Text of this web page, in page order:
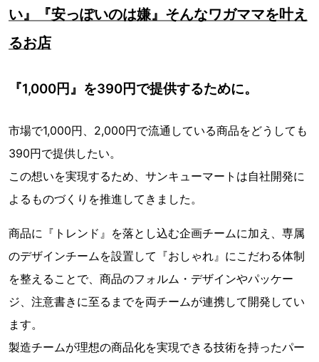
い』『安っぽいのは嫌』そんなワガママを叶え
るお店
『1,000円』を390円で提供するために。
市場で1,000円、2,000円で流通している商品をどうしても
390円で提供したい。
この想いを実現するため、サンキューマートは自社開発に
よるものづくりを推進してきました。
商品に『トレンド』を落とし込む企画チームに加え、専属
のデザインチームを設置して『おしゃれ』にこだわる体制
を整えることで、商品のフォルム・デザインやパッケー
ジ、注意書きに至るまでを両チームが連携して開発してい
ます。
製造チームが理想の商品化を実現できる技術を持ったパー